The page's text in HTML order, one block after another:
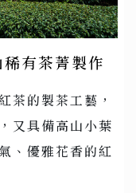
有茶菁製作
茶的製茶工藝，
又具備高山小葉
、優雅花香的紅